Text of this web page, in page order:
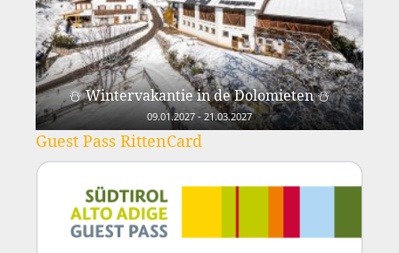
☃️ Wintervakantie in de Dolomieten ☃️
09.01.2027 - 21.03.2027
Guest Pass RittenCard